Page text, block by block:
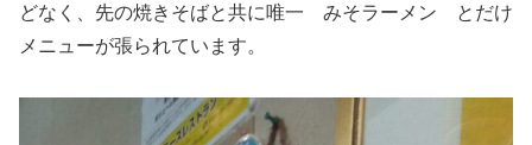
どなく、先の焼きそばと共に唯一 みそラーメン とだけ
メニューが張られています。